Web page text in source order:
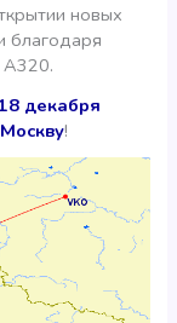
новых
благодаря
А320.
декабря
!